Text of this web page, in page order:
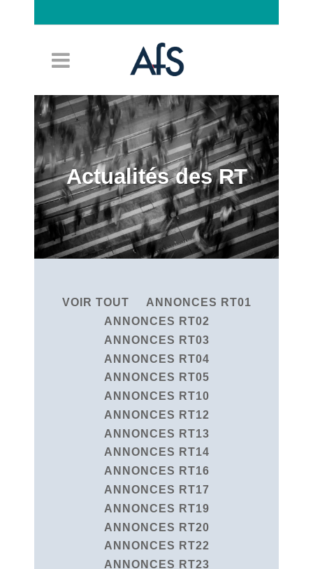
Actualités des RT
VOIR TOUT
ANNONCES RT01
ANNONCES RT02
ANNONCES RT03
ANNONCES RT04
ANNONCES RT05
ANNONCES RT10
ANNONCES RT12
ANNONCES RT13
ANNONCES RT14
ANNONCES RT16
ANNONCES RT17
ANNONCES RT19
ANNONCES RT20
ANNONCES RT22
ANNONCES RT23